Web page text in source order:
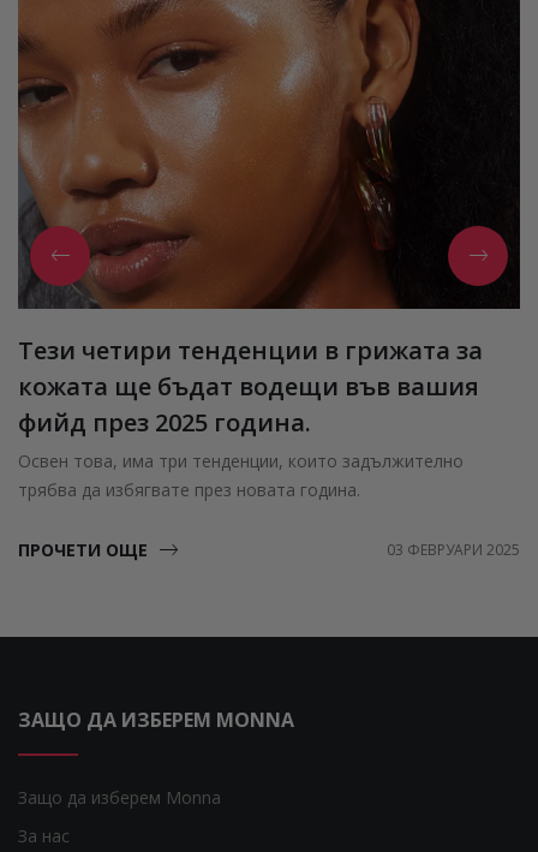
Тези четири тенденции в грижата за
кожата ще бъдат водещи във вашия
фийд през 2025 година.
Освен това, има три тенденции, които задължително
трябва да избягвате през новата година.
ПРОЧЕТИ ОЩЕ 03 ФЕВРУАРИ 2025
ЗАЩО ДА ИЗБЕРЕМ MONNA
Защо да изберем Monna
За нас